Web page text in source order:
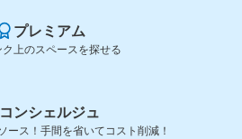
プレミアム
上のスペースを探せる
コンシェルジュ
ース！手間を省いてコスト削減！